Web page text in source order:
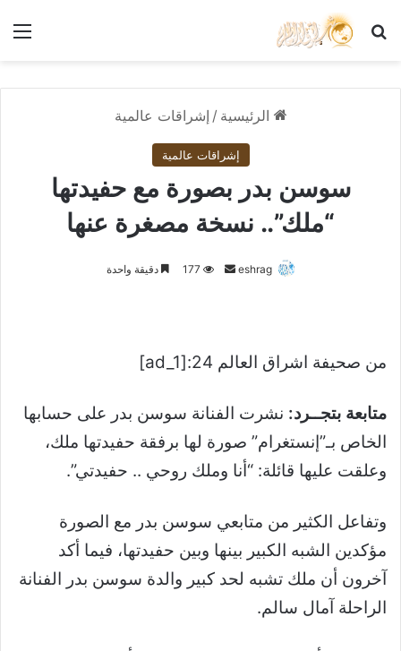
بحث عن
الرئيسية / إشراقات عالمية
إشراقات عالمية
سوسن بدر بصورة مع حفيدتها
“ملك”.. نسخة مصغرة عنها
eshrag
أرسل 177 دقيقة واحدة
من صحيفة اشراق العالم 24:[ad_1]
متابعة بتجــرد: نشرت الفنانة سوسن بدر على حسابها
الخاص بـ”إنستغرام” صورة لها برفقة حفيدتها ملك،
وعلقت عليها قائلة: “أنا وملك روحي .. حفيدتي”.
وتفاعل الكثير من متابعي سوسن بدر مع الصورة
مؤكدين الشبه الكبير بينها وبين حفيدتها، فيما أكد
آخرون أن ملك تشبه لحد كبير والدة سوسن بدر الفنانة
الراحلة آمال سالم.